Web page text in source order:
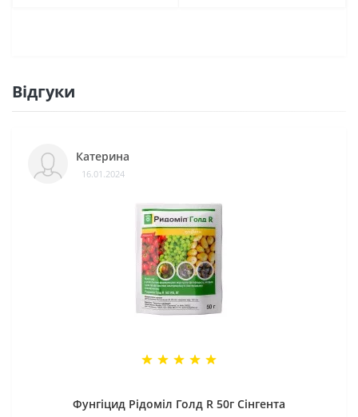
Відгуки
Катерина
16.01.2024
Фунгіцид Рідоміл Голд R 50г Сінгента